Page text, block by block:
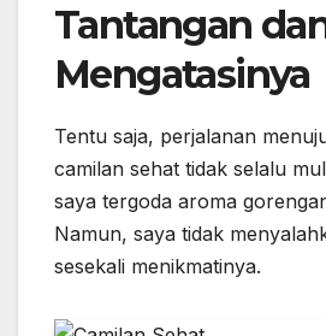
Tantangan
Mengatasinya
Tentu saja, perjalanan
camilan sehat tidak selalu
saya tergoda aroma
Namun, saya tidak
sesekali menikmatinya.